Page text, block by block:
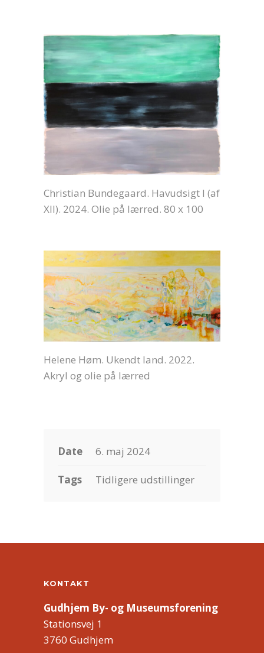
Christian Bundegaard. Havudsigt I (af
XII). 2024. Olie på lærred. 80 x 100
Helene Høm. Ukendt land. 2022.
Akryl og olie på lærred
Date 6. maj 2024
Tags Tidligere udstillinger
KONTAKT
Gudhjem By- og Museumsforening
Stationsvej 1
3760 Gudhjem